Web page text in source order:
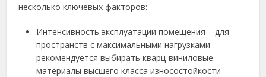
несколько ключевых факторов:
Интенсивность эксплуатации помещения – для
пространств с максимальными нагрузками
рекомендуется выбирать кварц-виниловые
материалы высшего класса износостойкости